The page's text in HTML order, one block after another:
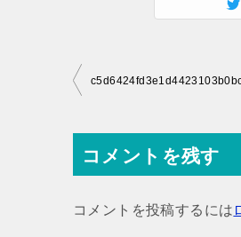
投
ナ
ビ
ー
コメントを残す
コメントを投稿するには